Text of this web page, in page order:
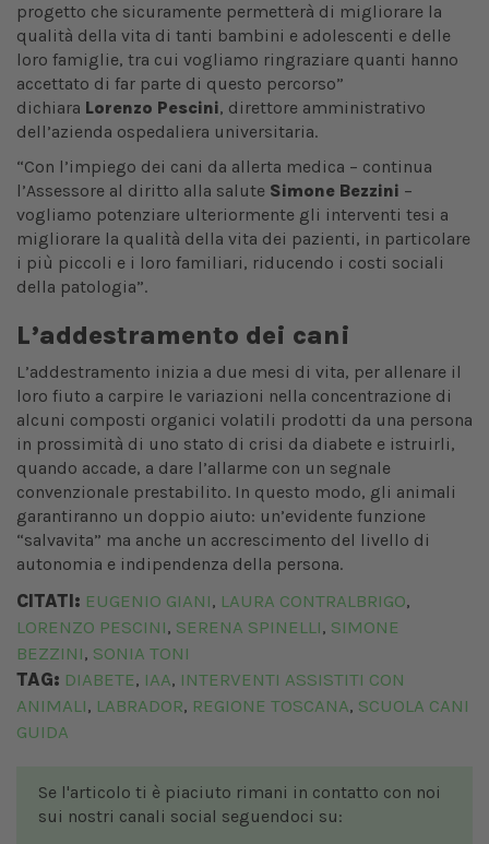
progetto che sicuramente permetterà di migliorare la
qualità della vita di tanti bambini e adolescenti e delle
loro famiglie, tra cui vogliamo ringraziare quanti hanno
accettato di far parte di questo percorso”
dichiara Lorenzo Pescini, direttore amministrativo
dell’azienda ospedaliera universitaria.
“Con l’impiego dei cani da allerta medica – continua
l’Assessore al diritto alla salute Simone Bezzini –
vogliamo potenziare ulteriormente gli interventi tesi a
migliorare la qualità della vita dei pazienti, in particolare
i più piccoli e i loro familiari, riducendo i costi sociali
della patologia”.
L’addestramento dei cani
L’addestramento inizia a due mesi di vita, per allenare il
loro fiuto a carpire le variazioni nella concentrazione di
alcuni composti organici volatili prodotti da una persona
in prossimità di uno stato di crisi da diabete e istruirli,
quando accade, a dare l’allarme con un segnale
convenzionale prestabilito. In questo modo, gli animali
garantiranno un doppio aiuto: un’evidente funzione
“salvavita” ma anche un accrescimento del livello di
autonomia e indipendenza della persona.
CITATI: EUGENIO GIANI, LAURA CONTRALBRIGO,
LORENZO PESCINI, SERENA SPINELLI, SIMONE
BEZZINI, SONIA TONI
TAG: DIABETE, IAA, INTERVENTI ASSISTITI CON
ANIMALI, LABRADOR, REGIONE TOSCANA, SCUOLA CANI
GUIDA
Se l'articolo ti è piaciuto rimani in contatto con noi
sui nostri canali social seguendoci su: